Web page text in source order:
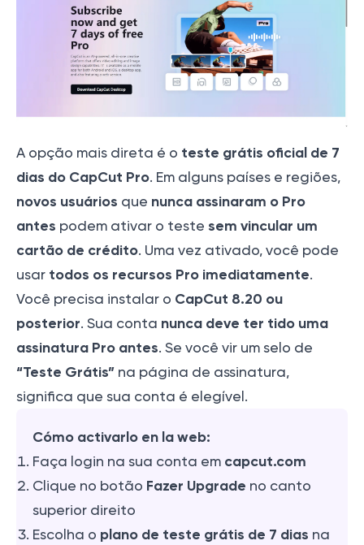
A opção mais direta é o teste grátis oficial de 7
dias do CapCut Pro. Em alguns países e regiões,
novos usuários que nunca assinaram o Pro
antes podem ativar o teste sem vincular um
cartão de crédito. Uma vez ativado, você pode
usar todos os recursos Pro imediatamente.
Você precisa instalar o CapCut 8.20 ou
posterior. Sua conta nunca deve ter tido uma
assinatura Pro antes. Se você vir um selo de
“Teste Grátis” na página de assinatura,
significa que sua conta é elegível.
Cómo activarlo en la web:
Faça login na sua conta em capcut.com
Clique no botão Fazer Upgrade no canto
superior direito
Escolha o plano de teste grátis de 7 dias na